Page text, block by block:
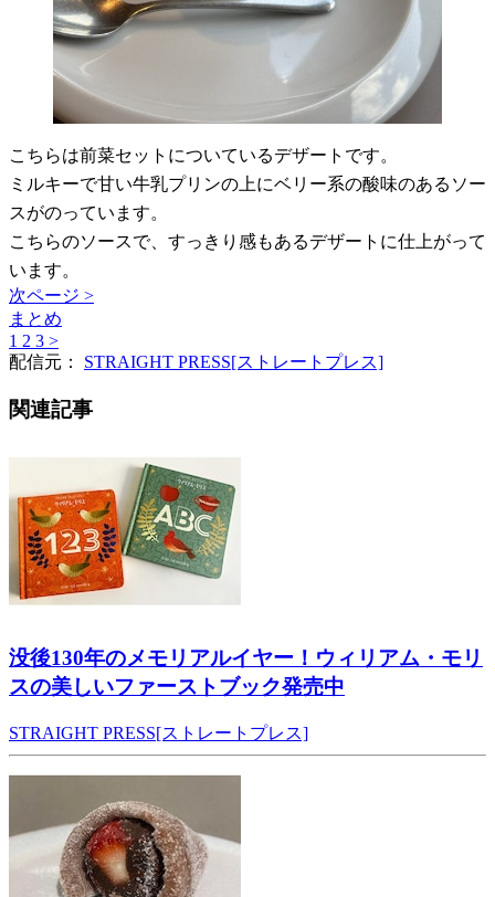
こちらは前菜セットについているデザートです。
ミルキーで甘い牛乳プリンの上にベリー系の酸味のあるソー
スがのっています。
こちらのソースで、すっきり感もあるデザートに仕上がって
います。
次ページ >
まとめ
1 2 3 >
配信元： STRAIGHT PRESS[ストレートプレス]
関連記事
没後130年のメモリアルイヤー！ウィリアム・モリ
スの美しいファーストブック発売中
STRAIGHT PRESS[ストレートプレス]